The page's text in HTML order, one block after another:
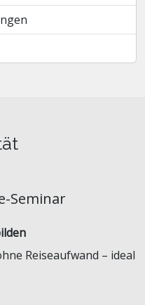
Seminar
Reiseaufwand – ideal